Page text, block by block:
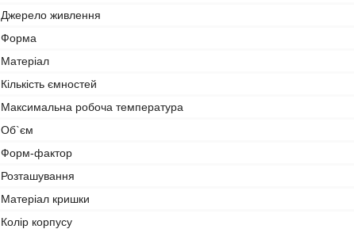
Джерело живлення
Форма
Матеріал
Кількість ємностей
Максимальна робоча температура
Об`єм
Форм-фактор
Розташування
Матеріал кришки
Колір корпусу